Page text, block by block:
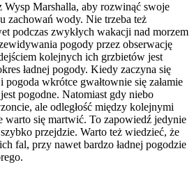
Wysp Marshalla, aby rozwinąć swoje
zachowań wody. Nie trzeba też
podczas zwykłych wakacji nad morzem
pogody przez obserwację
kolejnych ich grzbietów jest
ładnej pogody. Kiedy zaczyna się
pogoda wkrótce gwałtownie się załamie
pogodne. Natomiast gdy niebo
ale odległość między kolejnymi
warto się martwić. To zapowiedź jedynie
przejdzie. Warto też wiedzieć, że
fal, przy nawet bardzo ładnej pogodzie